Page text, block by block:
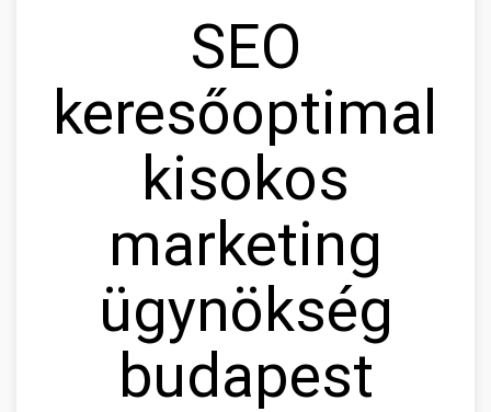
SEO
kisokos
marketing
ügynökség
budapest